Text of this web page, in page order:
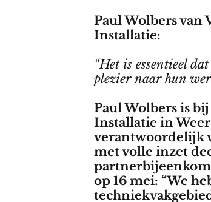
Paul Wolbers van
Installatie:
“Het is essentieel
plezier naar hun
Paul Wolbers is
Installatie in
verantwoordelijk
met volle inzet
op 16 mei: “We